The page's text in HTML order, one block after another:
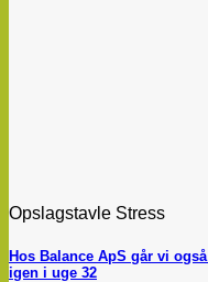
Opslagstavle Stress
Hos Balance ApS går vi
igen i uge 32